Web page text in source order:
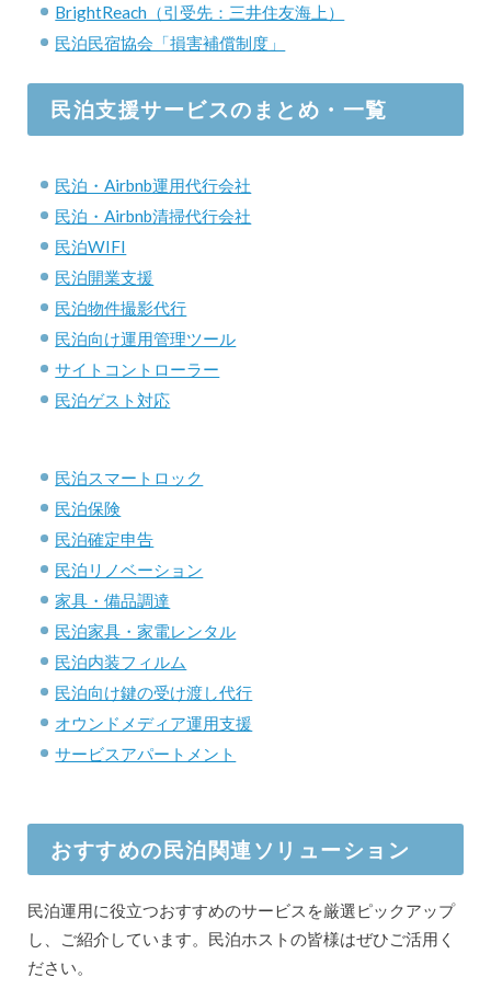
BrightReach（引受先：三井住友海上）
民泊民宿協会「損害補償制度」
民泊支援サービスのまとめ・一覧
民泊・Airbnb運用代行会社
民泊・Airbnb清掃代行会社
民泊WIFI
民泊開業支援
民泊物件撮影代行
民泊向け運用管理ツール
サイトコントローラー
民泊ゲスト対応
民泊スマートロック
民泊保険
民泊確定申告
民泊リノベーション
家具・備品調達
民泊家具・家電レンタル
民泊内装フィルム
民泊向け鍵の受け渡し代行
オウンドメディア運用支援
サービスアパートメント
おすすめの民泊関連ソリューション
民泊運用に役立つおすすめのサービスを厳選ピックアップ
し、ご紹介しています。民泊ホストの皆様はぜひご活用く
ださい。